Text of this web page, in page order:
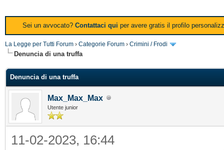
Sei un avvocato? Contattaci qui per avere gratis il profilo
La Legge per Tutti Forum › Categorie Forum › Crimini / Frodi
Denuncia di una truffa
Denuncia di una truffa
Max_Max_Max
Utente junior
11-02-2023, 16:44